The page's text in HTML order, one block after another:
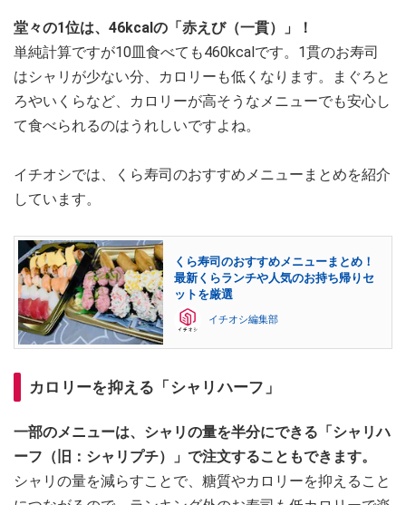
堂々の1位は、46kcalの「赤えび（一貫）」！
単純計算ですが10皿食べても460kcalです。1貫のお寿司
はシャリが少ない分、カロリーも低くなります。まぐろと
ろやいくらなど、カロリーが高そうなメニューでも安心し
て食べられるのはうれしいですよね。
イチオシでは、くら寿司のおすすめメニューまとめを紹介
しています。
くら寿司のおすすめメニューまとめ！
最新くらランチや人気のお持ち帰りセ
ットを厳選
イチオシ編集部
カロリーを抑える「シャリハーフ」
一部のメニューは、シャリの量を半分にできる「シャリハ
ーフ（旧：シャリプチ）」で注文することもできます。
シャリの量を減らすことで、糖質やカロリーを抑えること